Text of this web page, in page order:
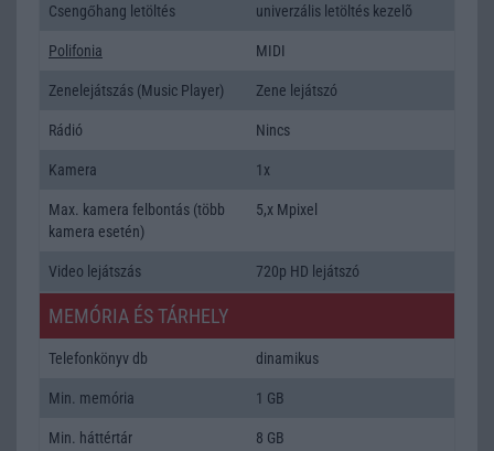
Csengőhang letöltés univerzális letöltés kezelõ
Polifonia MIDI
Zenelejátszás (Music Player) Zene lejátszó
Rádió Nincs
Kamera 1x
Max. kamera felbontás (több
kamera esetén)
5,x Mpixel
Video lejátszás 720p HD lejátszó
MEMÓRIA ÉS TÁRHELY
Telefonkönyv db dinamikus
Min. memória 1 GB
Min. háttértár 8 GB